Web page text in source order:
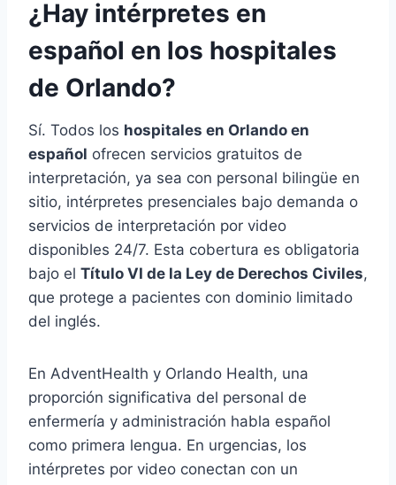
¿Hay intérpretes en
español en los hospitales
de Orlando?
Sí. Todos los hospitales en Orlando en
español ofrecen servicios gratuitos de
interpretación, ya sea con personal bilingüe en
sitio, intérpretes presenciales bajo demanda o
servicios de interpretación por video
disponibles 24/7. Esta cobertura es obligatoria
bajo el Título VI de la Ley de Derechos Civiles,
que protege a pacientes con dominio limitado
del inglés.
En AdventHealth y Orlando Health, una
proporción significativa del personal de
enfermería y administración habla español
como primera lengua. En urgencias, los
intérpretes por video conectan con un